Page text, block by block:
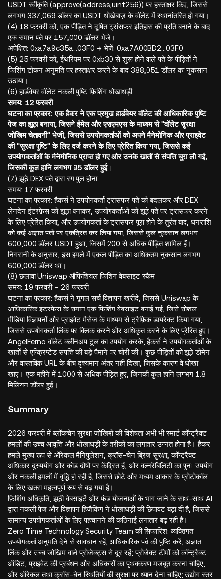
USDT स्वीकृति (approve(address,uint256)) पर हस्ताक्षर किए, जिससे
लगभग 337,069 डॉलर का USDT धोखेबाज़ के वॉलेट में स्थानांतरित हो गया।
(4) 18 फरवरी को, एक पीड़ित ने दूषित ट्रांसफर इतिहास की प्रति बनाने के बाद
एक समान पते पर 157,000 डॉलर भेजे।
अपेक्षित: 0xa7a9c35a…03F0 → भेजें: 0xa7A00BD2…03F0
(5) 25 फरवरी को, ईथरियम पर 0xb30 से शुरू होने वाले पते के पीड़ितों ने
फिशिंग टोकन अनुमति पर हस्ताक्षर करने के बाद 388,051 डॉलर का नुकसान
उठाया।
(6) हार्डवेयर वॉलेट नकली पुष्टि फ़िशिंग धोखाधड़ी
समय: 12 फरवरी
घटना का प्रकार: एक हैकर ने एक प्रमुख हार्डवेयर वॉलेट की आधिकारिक पुष्टि
पेज का झूठा बनाया, जिसने ईमेल और एसएमएस के माध्यम से "वॉलेट सुरक्षा
जोखिम चेतावनी" भेजी, जिससे उपयोगकर्ताओं को अपने मैनेमोनिक और प्राइवेट
की "सुरक्षा पुष्टि" के लिए दर्ज करने के लिए प्रेरित किया गया, जिससे कई
उपयोगकर्ताओं के मैनेमोनिक प्राप्त हो गए और उनके खातों से संपत्ति चुरा ली गई,
जिसकी कुल हानि लगभग 95 डॉलर हुई।
(7) झूठे DEX पते द्वारा रग पुल होना
समय: 17 फरवरी
घटना का प्रकार: हैकर्स ने उपयोगकर्ता ट्रांसफर पते को बदलकर और DEX
लेनदेन इंटरफ़ेस को झूठा बनाकर, उपयोगकर्ताओं को झूठे पते पर ट्रांसफर करने
के लिए प्रेरित किया, और उपयोगकर्ता के ट्रांसफर पूरा होने के तुरंत बाद, धनराशि
को कई अज्ञात पतों पर एकत्रित कर लिया गया, जिससे कुल नुकसान लगभग
600,000 डॉलर USDT हुआ, जिसमें 200 से अधिक पीड़ित शामिल हैं।
निगरानी के अनुसार, इस हमले में एकल पीड़ित का अधिकतम नुकसान लगभग
600,000 डॉलर था।
(8) छलावा Uniswap ऑफिशियल फिशिंग वेबसाइट स्कैम
समय: 19 फरवरी – 26 फरवरी
घटना का प्रकार: हैकर्स ने गूगल सर्च विज्ञापन खरीदे, जिससे Uniswap के
आधिकारिक इंटरफेस के समान एक फिशिंग वेबसाइट बनाई गई, जिसे सोशल
मीडिया विज्ञापनों और प्राइवेट मैसेज के माध्यम से ट्रैफ़िक डायरेक्ट किया गया,
जिससे उपयोगकर्ता लिंक पर क्लिक करने और अधिकृत करने के लिए प्रेरित हुए।
AngelFerno वॉलेट क्लीनअप टूल का उपयोग करके, हैकर्स ने उपयोगकर्ताओं के
खातों से एन्क्रिप्टेड संपत्ति की बड़े पैमाने पर चोरी की। कुछ पीड़ितों को झूठे डोमेन
और वास्तविक URL के बीच दृश्यमान अंतर नहीं दिखा, जिसके कारण वे धोखा
खाए। एक महीने में 1000 से अधिक पीड़ित हुए, जिनकी कुल हानि लगभग 1.8
मिलियन डॉलर हुई।
Summary
2026 फरवरी में ब्लॉकचेन सुरक्षा जोखिमों की विशेषता अभी भी स्मार्ट कॉन्ट्रैक्ट
हमलों की उच्च आवृत्ति और धोखाधड़ी के तरीकों का लगातार उन्नत होना है। हैकर
हमले मुख्य रूप से ऑरेकल मैनिपुलेशन, क्रॉस-चेन ब्रिज सुरक्षा, कॉन्ट्रैक्ट
अधिकार दुरुपयोग और कोड दोषों पर केंद्रित हैं, और वल्नरेबिलिटी का पुनः उपयोग
और नकली हमलों में वृद्धि हो रही है, जिससे छोटे और मध्यम आकार के प्रोटोकॉल
के लिए खतरा महत्वपूर्ण रूप से बढ़ गया है।
फ़िशिंग अधिकृति, झूठी वेबसाइटें और फंड योजनाओं के भाग जाने के साथ-साथ AI
द्वारा नकली पेज और विज्ञापन हिजैकिंग ने धोखाधड़ी की छिपावट बढ़ा दी है, जिससे
सामान्य उपयोगकर्ताओं के लिए पहचानने की कठिनाई लगातार बढ़ रही है।
Zero Time Technology Security Team की सिफारिश: व्यक्तिगत
उपयोगकर्ता अनुमति देने से सावधान रहें, आधिकारिक पते की पुष्टि करें, अज्ञात
लिंक और उच्च जोखिम वाले प्रोजेक्ट्स से दूर रहें; प्रोजेक्ट टीमों को कॉन्ट्रैक्ट
ऑडिट, प्राइवेट की प्रबंधन और अधिकारों का पृथक्करण मजबूत करना चाहिए,
और ऑरेकल तथा क्रॉस-चेन स्थितियों की सुरक्षा पर ध्यान देना चाहिए; उद्योग स्तर